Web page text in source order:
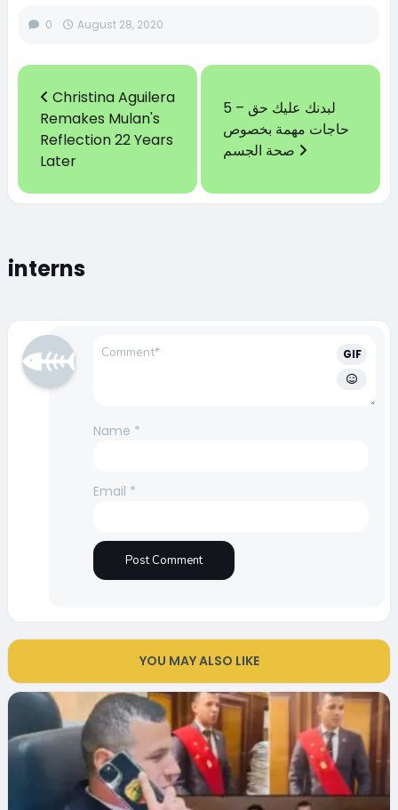
0 August 28, 2020
Christina Aguilera
Remakes Mulan's
Reflection 22 Years
Later
لبدنك عليك حق – 5
حاجات مهمة بخصوص
interns
GIF
Name *
Email *
YOU MAY ALSO LIKE